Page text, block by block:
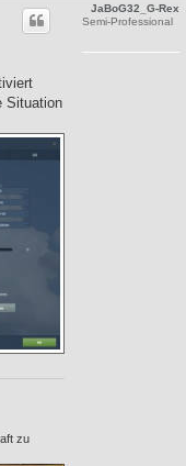
JaBoG32_G-Rex
Semi-Professional
Situation
zu